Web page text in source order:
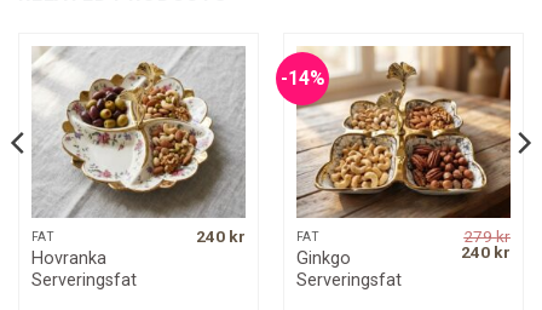
FAT
Hovranka
Serveringsfat
240 kr
-14%
FAT
Ginkgo
Serveringsfat
279kr
Original
240 kr